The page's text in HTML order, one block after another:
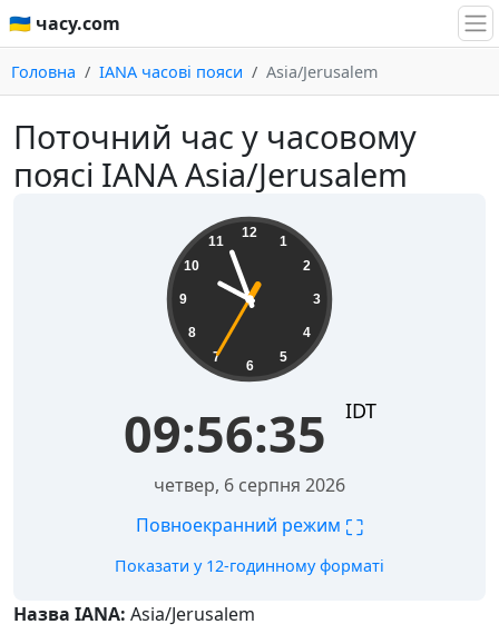
🇺🇦 часу.com
Головна IANA часові пояси Asia/Jerusalem
Поточний час у часовому
поясі IANA Asia/Jerusalem
12
1
2
3
4
5
6
7
8
9
10
11
09:56:36 IDT
четвер, 6 серпня 2026
Повноекранний режим ⛶
Показати у 12-годинному форматі
Назва IANA: Asia/Jerusalem